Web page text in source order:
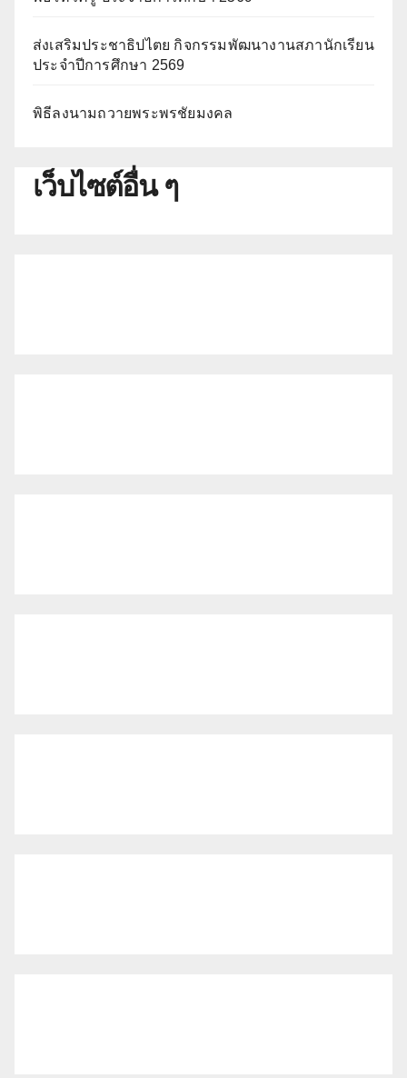
ส่งเสริมประชาธิปไตย กิจกรรมพัฒนางานสภานักเรียน
ประจำปีการศึกษา 2569
พิธีลงนามถวายพระพรชัยมงคล
เว็บไซต์อื่น ๆ